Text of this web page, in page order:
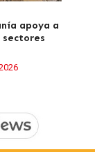
apoya a
sectores